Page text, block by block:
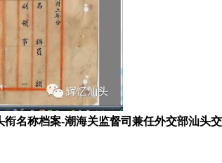
名称档案-潮海关监督司兼任外交部汕